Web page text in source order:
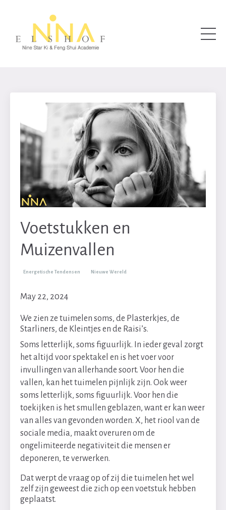
Voetstukken en
Muizenvallen
Energetische Tendensen Nieuwe Wereld
May 22, 2024
We zien ze tuimelen soms, de Plasterkjes, de
Starliners, de Kleintjes en de Raisi’s.
Soms letterlijk, soms figuurlijk. In ieder geval zorgt
het altijd voor spektakel en is het voer voor
invullingen van allerhande soort. Voor hen die
vallen, kan het tuimelen pijnlijk zijn. Ook weer
soms letterlijk, soms figuurlijk. Voor hen die
toekijken is het smullen geblazen, want er kan weer
van alles van gevonden worden. X, het riool van de
sociale media, maakt overuren om de
ongelimiteerde negativiteit die mensen er
deponeren, te verwerken.
Dat werpt de vraag op of zij die tuimelen het wel
zelf zijn geweest die zich op een voetstuk hebben
geplaatst.